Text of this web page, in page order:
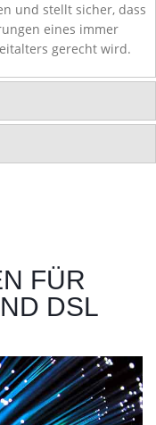
und stellt sicher, dass
eines immer
gerecht wird.
FÜR
DSL